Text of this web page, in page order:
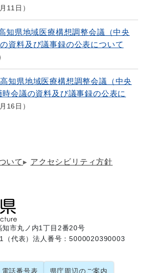
11日
知県地域医療構想調整会議（中央
資料及び議事録の公表について
知県地域医療構想調整会議（中央
会議の資料及び議事録の公表に
16日
いて
アクセシビリティ方針
知市丸ノ内1丁目2番20号
（代表）法人番号：5000020390003
電話番号表 県庁周辺のご案内